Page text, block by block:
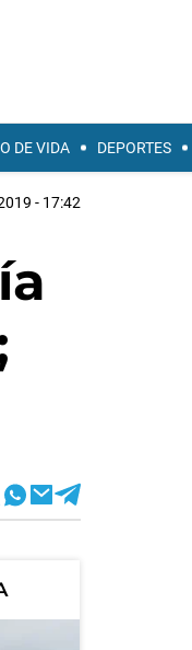
DE VIDA DEPORTES
- 17:42